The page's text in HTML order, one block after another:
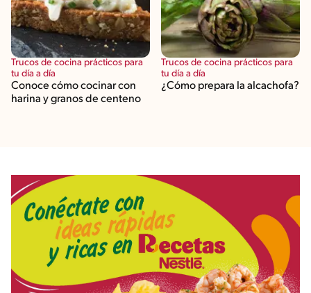
Trucos de cocina prácticos para
tu día a día
Conoce cómo cocinar con
harina y granos de centeno
Trucos de cocina prácticos para
tu día a día
¿Cómo prepara la alcachofa?